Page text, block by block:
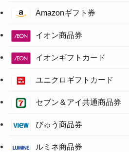
Amazonギフト券
イオン商品券
イオンギフトカード
ユニクロギフトカード
セブン＆アイ共通商品券
びゅう商品券
ルミネ商品券